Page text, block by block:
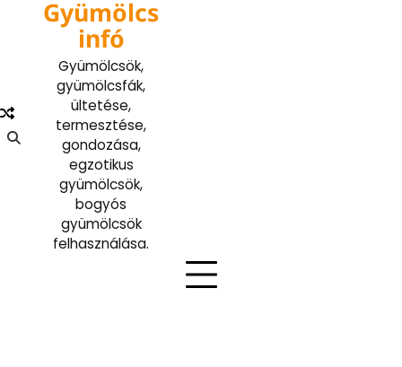
Gyümölcs
infó
Gyümölcsök,
gyümölcsfák,
ültetése,
termesztése,
gondozása,
egzotikus
gyümölcsök,
bogyós
gyümölcsök
felhasználása.